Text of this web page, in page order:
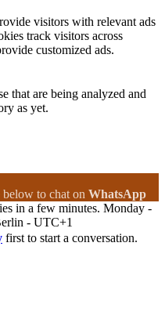
visitors with relevant ads
track visitors across
customized ads.
that are being analyzed and
as yet.
below to chat on WhatsApp
in a few minutes. Monday -
- UTC+1
first to start a conversation.